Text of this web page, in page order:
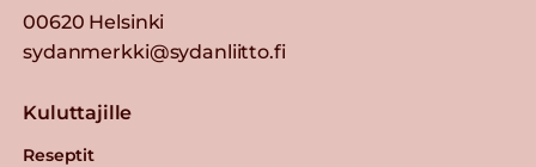
00620 Helsinki
sydanmerkki@sydanliitto.fi
Kuluttajille
Reseptit